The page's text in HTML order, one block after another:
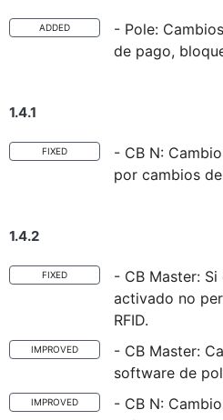
ADDED
- Pole:
de pago,
1.4.1
FIXED
- CB N:
por cambios
1.4.2
FIXED
- CB Master:
activado no
RFID.
IMPROVED
- CB Master:
software de
IMPROVED
- CB N: